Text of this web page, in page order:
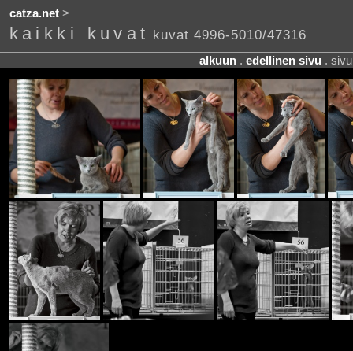
catza.net>
kaikki kuvat kuvat 4996-5010/47316
alkuun . edellinen sivu .